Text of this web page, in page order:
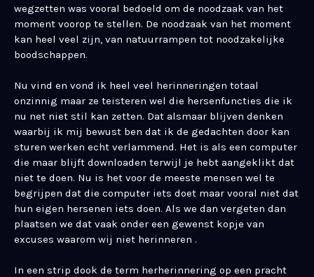
wegzetten was vooral bedoeld om de noodzaak van het
moment voorop te stellen. De noodzaak van het moment
kan heel veel zijn, van natuurrampen tot noodzakelijke
boodschappen.
Nu vind en vond ik heel veel herinneringen totaal
onzinnig maar ze teisteren wel die hersenfuncties die ik
nu net niet stil kan zetten. Dat alsmaar blijven denken
waarbij ik mij bewust ben dat ik de gedachten door kan
sturen werken echt verlammend. Het is als een computer
die maar blijft downloaden terwijl je hebt aangeklikt dat
niet te doen. Nu is het voor de meeste mensen wel te
begrijpen dat die computer iets doet maar vooral niet dat
hun eigen hersenen iets doen. Als we dan vergeten dan
plaatsen we dat vaak onder een gewenst kopje van
excuses waarom wij niet herinneren .
In een strip dook de term herherinnering op een pracht